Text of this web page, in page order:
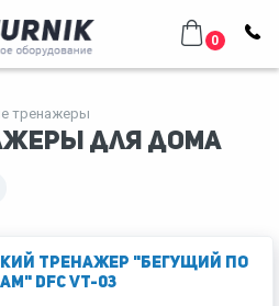
0
тренажеры
для дома
тренажер "Бегущий по
DFC VT-03